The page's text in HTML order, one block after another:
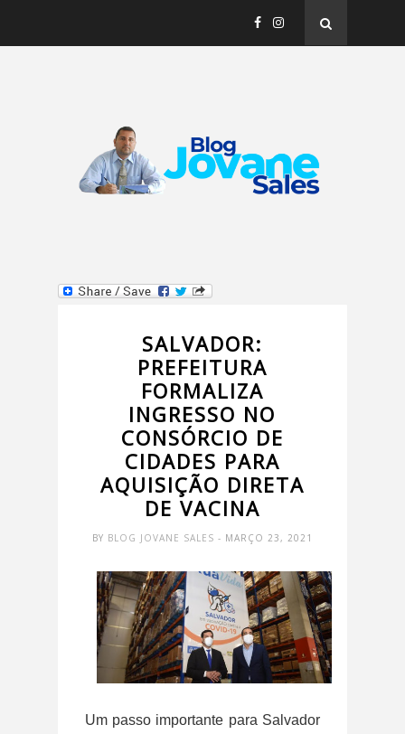
SALVADOR:
PREFEITURA
FORMALIZA
INGRESSO NO
CONSÓRCIO DE
CIDADES PARA
AQUISIÇÃO DIRETA
DE VACINA
BY BLOG JOVANE SALES - MARÇO 23, 2021
Um passo importante para Salvador